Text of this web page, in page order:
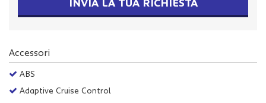
INVIA LA TUA RICHIESTA
Accessori
ABS
Adaptive Cruise Control